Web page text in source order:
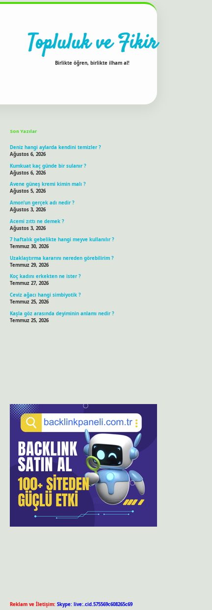
Topluluk ve Fikir
Birlikte öğren, birlikte ilham al!
Son Yazılar
Deniz hangi aylarda kendini temizler ?
Ağustos 6, 2026
Kumkuat kaç günde bir sulanır ?
Ağustos 6, 2026
Avene güneş kremi kimin malı ?
Ağustos 5, 2026
Amon’un gerçek adı nedir ?
Ağustos 3, 2026
Acemi zıttı ne demek ?
Ağustos 3, 2026
7 haftalık gebelikte hangi meyve kullanılır ?
Temmuz 30, 2026
Uzaklaştırma kararını nereden görebilirim ?
Temmuz 29, 2026
Koç kadını erkekten ne ister ?
Temmuz 27, 2026
Ceviz ağacı hangi simbiyotik ?
Temmuz 25, 2026
Kaşla göz arasında deyiminin anlamı nedir ?
Temmuz 25, 2026
Reklam ve İletişim: Skype: live:.cid.575569c608265c69